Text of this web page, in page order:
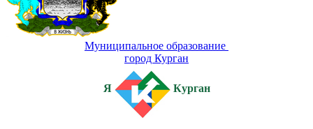
Муниципальное образование
город Курган
Я Курган